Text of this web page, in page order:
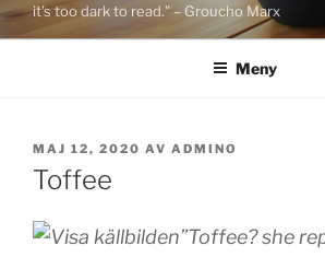
it's too dark to read." – Groucho Marx
Meny
PUBLICERAT
MAJ 12, 2020 AV ADMINO
Toffee
”Toffee? she